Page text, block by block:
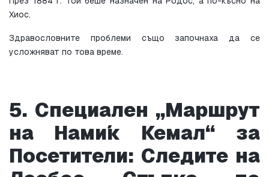
Хиос.
Здравословните проблеми също започнаха да се
усложняват по това време.
5. Специален „Маршрут
на Нами́к Кемал“ за
Посетители: Следите на